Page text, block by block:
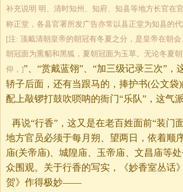
补充说明 明、清时知州、知府、知县等地方长官在
称正堂，各县官署所发广告亦常以县正堂为知县的
[注: 顶戴清朝皇帝的朝冠有冬夏之分，是皇帝在朝
朝冠面为熏貂和黑狐，夏朝冠面为玉草。无论冬夏
仰，]”、“赏戴蓝翎”、“加三级记录三次”，
轿子后面，还有当跟马的，捧护书(公文袋
配上敲锣打鼓吹唢呐的衙门“乐队”，这气
再说“行香”，这又是在老百姓面前“装门
地方官员必须于每月朔、望两日，依着顺
庙(关帝庙)、城隍庙、玉帝庙、文昌庙等
众围观。关于行香的写实，《妙香室丛话
贺》作得极妙——